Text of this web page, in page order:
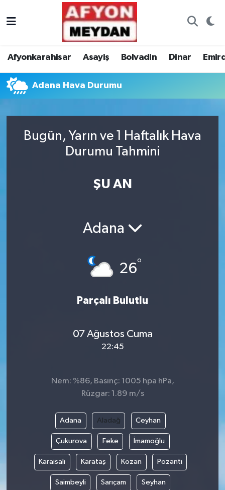
Afyonkarahisar Asayiş Bolvadin Dinar
Adana Hava Durumu
Bugün, Yarın ve 1 Haftalık Hava
Durumu Tahmini
ŞU AN
Adana
26°
Parçalı Bulutlu
07 Ağustos Cuma
22:45
Nem: %86, Basınç: 1005 hpa hPa,
Rüzgar: 1.89 m/s
Adana Aladağ Ceyhan
Çukurova Feke İmamoğlu
Karaisalı Karataş Kozan Pozantı
Saimbeyli Sarıçam Seyhan
Nöbetçi Eczaneler
Trafik Durumu
Süper Lig Puan Durumu ve Fikstür
Tüm Manşetler